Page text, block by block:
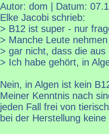
Autor: dom | Datum:
Elke Jacobi schrieb:
> B12 ist super - nur
> Manche Leute
> gar nicht, dass die
> Ich habe gehört, in
Nein, in Algen ist kein
Meiner Kenntnis nach
jeden Fall frei von
bei der Herstellung